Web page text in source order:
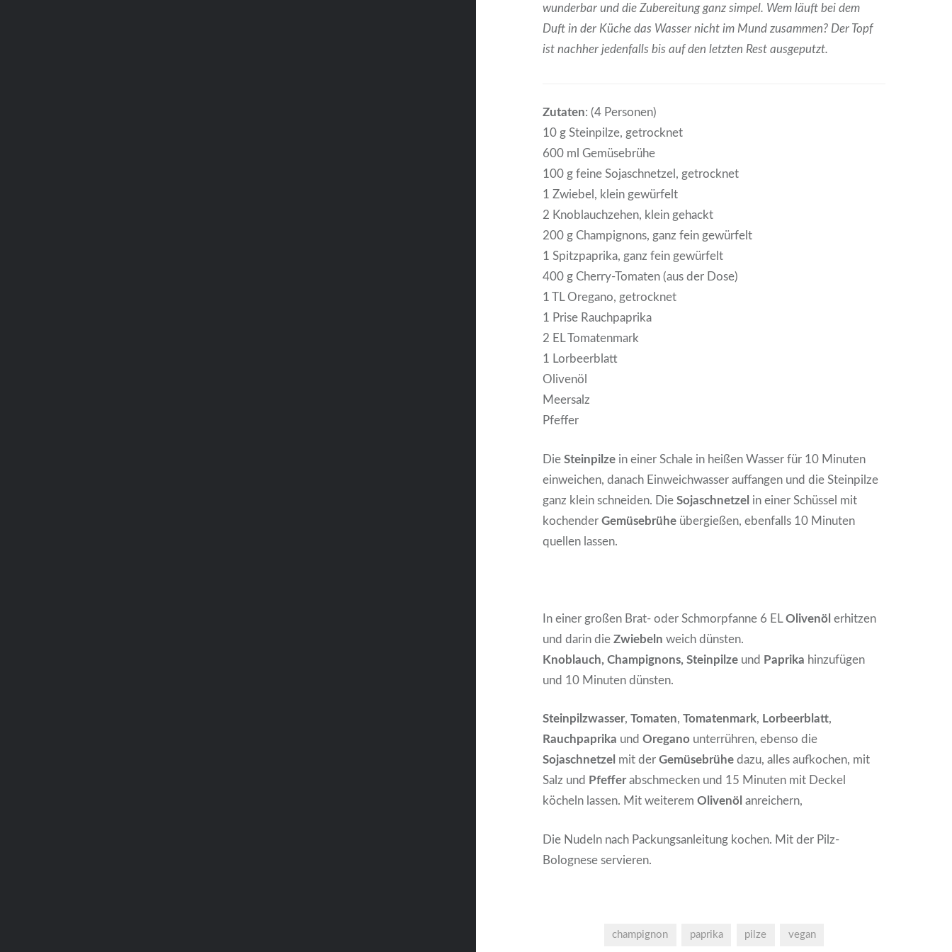
wunderbar und die Zubereitung ganz simpel. Wem läuft bei dem
Duft in der Küche das Wasser nicht im Mund zusammen? Der Topf
ist nachher jedenfalls bis auf den letzten Rest ausgeputzt.
Zutaten: (4 Personen)
10 g Steinpilze, getrocknet
600 ml Gemüsebrühe
100 g feine Sojaschnetzel, getrocknet
1 Zwiebel, klein gewürfelt
2 Knoblauchzehen, klein gehackt
200 g Champignons, ganz fein gewürfelt
1 Spitzpaprika, ganz fein gewürfelt
400 g Cherry-Tomaten (aus der Dose)
1 TL Oregano, getrocknet
1 Prise Rauchpaprika
2 EL Tomatenmark
1 Lorbeerblatt
Olivenöl
Meersalz
Pfeffer
DieSteinpilze in einer Schale in heißen Wasser für 10 Minuten
einweichen, danach Einweichwasser auffangen und die Steinpilze
ganz klein schneiden. DieSojaschnetzel in einer Schüssel mit
kochenderGemüsebrühe übergießen, ebenfalls 10 Minuten
quellen lassen.
In einer großen Brat- oder Schmorpfanne 6 ELOlivenöl erhitzen
und darin dieZwiebeln weich dünsten.
Knoblauch, Champignons, Steinpilze und Paprika hinzufügen
und 10 Minuten dünsten.
Steinpilzwasser,Tomaten,Tomatenmark, Lorbeerblatt,
Rauchpaprika undOregano unterrühren, ebenso die
Sojaschnetzel mit derGemüsebrühe dazu, alles aufkochen, mit
Salz und Pfefferabschmecken und 15 Minuten mit Deckel
köcheln lassen. Mit weiteremOlivenöl anreichern,
Die Nudeln nach Packungsanleitung kochen. Mit der Pilz-
Bolognese servieren.
champignon paprika pilze vegan